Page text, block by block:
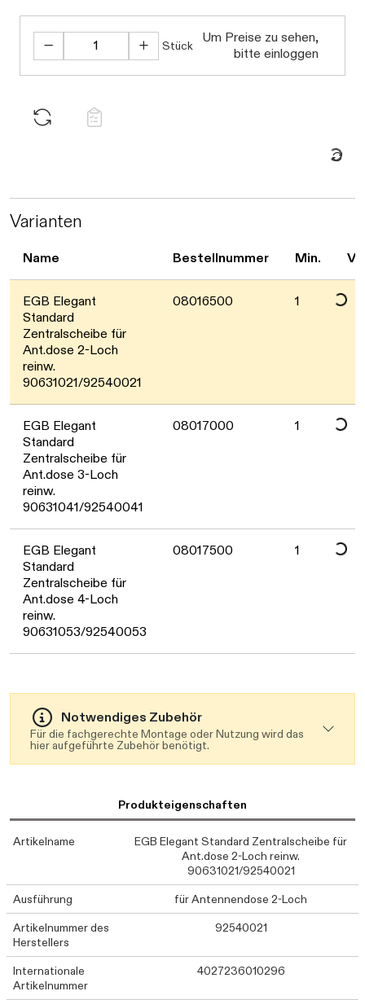
Stück
Um Preise zu sehen,
bitte einloggen
Daten
Varianten
Name Bestellnummer Min.
EGB Elegant
Standard
Zentralscheibe für
Ant.dose 2-Loch
reinw.
90631021/92540021
08016500 1 Daten
EGB Elegant
Standard
Zentralscheibe für
Ant.dose 3-Loch
reinw.
90631041/92540041
08017000 1 Daten
EGB Elegant
Standard
Zentralscheibe für
Ant.dose 4-Loch
reinw.
90631053/92540053
08017500 1 Daten
Notwendiges Zubehör
Für die fachgerechte Montage oder Nutzung wird das
hier aufgeführte Zubehör benötigt.
Produkteigenschaften
Artikelname
EGB Elegant Standard Zentralscheibe für
Ant.dose 2-Loch reinw.
90631021/92540021
Ausführung
für Antennendose 2-Loch
Artikelnummer des
Herstellers
92540021
Internationale
Artikelnummer
4027236010296